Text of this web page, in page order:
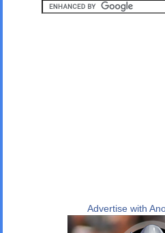
Advertise with